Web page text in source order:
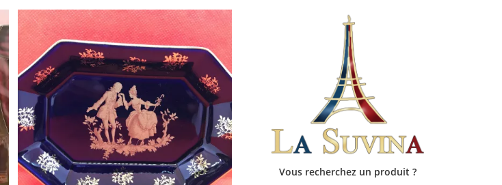
Vous recherchez un produit ?